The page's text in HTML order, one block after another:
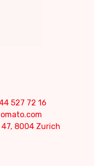
527 72 16
8004 Zurich